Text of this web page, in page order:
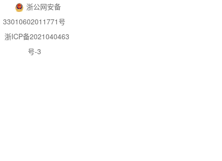
浙公网安备
33010602011771号
浙ICP备2021040463
号-3